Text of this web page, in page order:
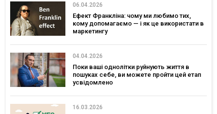
06.04.2026
Ефект Франкліна: чому ми любимо тих,
кому допомагаємо — і як це використати в
маркетингу
04.04.2026
Поки ваші однолітки руйнують життя в
пошуках себе, ви можете пройти цей етап
усвідомлено
16.03.2026